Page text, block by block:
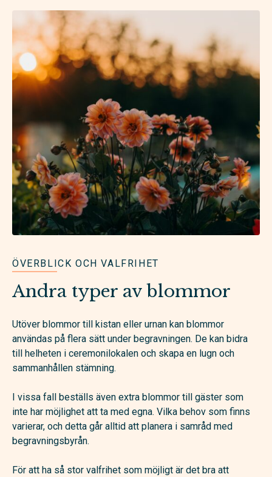
ÖVERBLICK OCH VALFRIHET
Andra typer av blommor
Utöver blommor till kistan eller urnan kan blommor
användas på flera sätt under begravningen. De kan bidra
till helheten i ceremonilokalen och skapa en lugn och
sammanhållen stämning.
I vissa fall beställs även extra blommor till gäster som
inte har möjlighet att ta med egna. Vilka behov som finns
varierar, och detta går alltid att planera i samråd med
begravningsbyrån.
För att ha så stor valfrihet som möjligt är det bra att